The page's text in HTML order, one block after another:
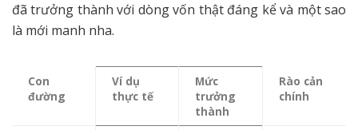
đã trưởng thành với dòng vốn thật đáng kể và một sao
là mới manh nha.
Con
đường
Ví dụ
thực tế
Mức
trưởng
thành
Rào cản
chính